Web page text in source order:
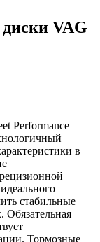
VAG
Performance
в
стабильные
Обязательная
Тормозные